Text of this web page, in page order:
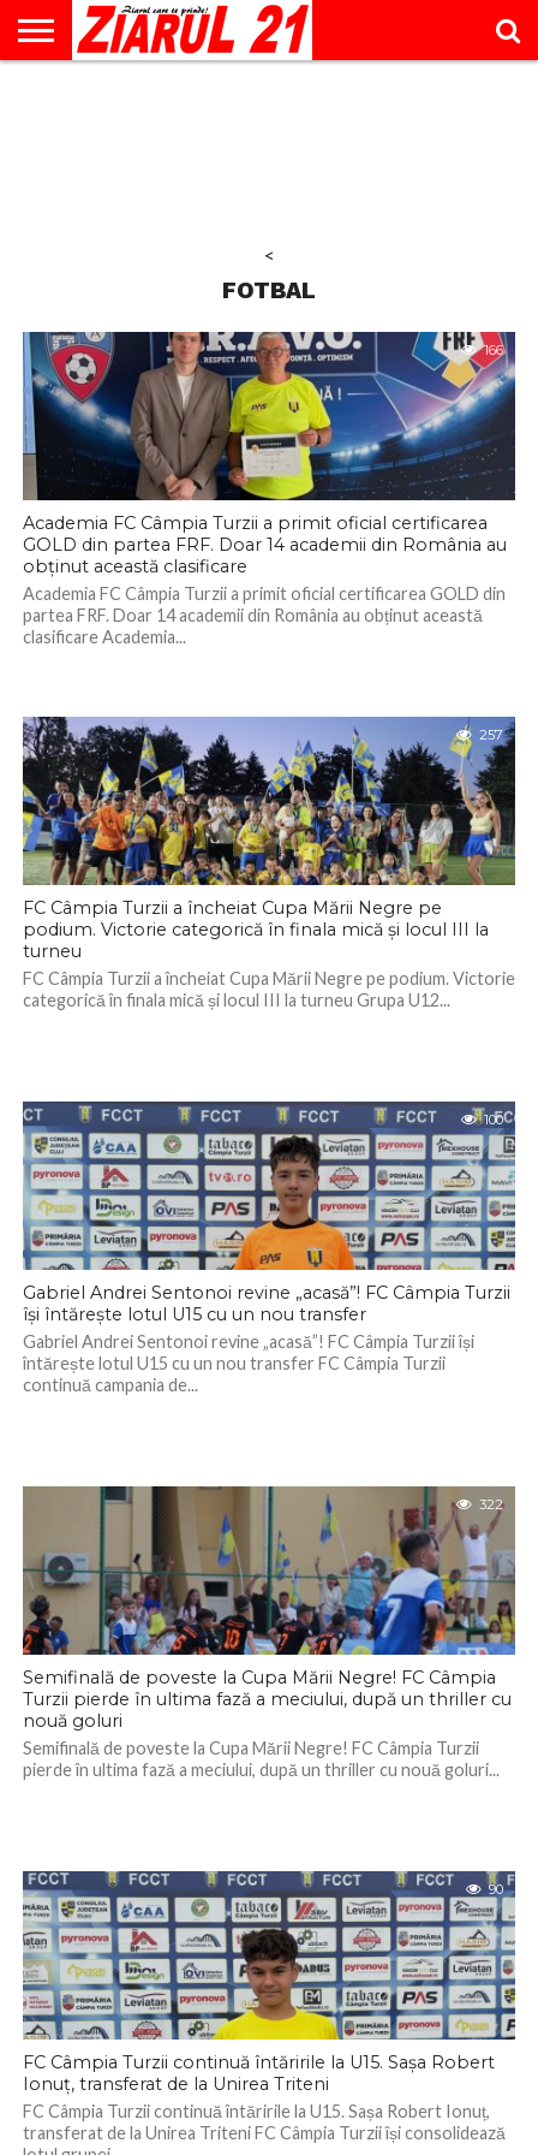
<
FOTBAL
166
Academia FC Câmpia Turzii a primit oficial certificarea
GOLD din partea FRF. Doar 14 academii din România au
obținut această clasificare
Academia FC Câmpia Turzii a primit oficial certificarea GOLD din
partea FRF. Doar 14 academii din România au obținut această
clasificare Academia...
257
FC Câmpia Turzii a încheiat Cupa Mării Negre pe
podium. Victorie categorică în finala mică și locul III la
turneu
FC Câmpia Turzii a încheiat Cupa Mării Negre pe podium. Victorie
categorică în finala mică și locul III la turneu Grupa U12...
100
Gabriel Andrei Sentonoi revine „acasă”! FC Câmpia Turzii
își întărește lotul U15 cu un nou transfer
Gabriel Andrei Sentonoi revine „acasă”! FC Câmpia Turzii își
întărește lotul U15 cu un nou transfer FC Câmpia Turzii
continuă campania de...
322
Semifinală de poveste la Cupa Mării Negre! FC Câmpia
Turzii pierde în ultima fază a meciului, după un thriller cu
nouă goluri
Semifinală de poveste la Cupa Mării Negre! FC Câmpia Turzii
pierde în ultima fază a meciului, după un thriller cu nouă goluri...
90
FC Câmpia Turzii continuă întăririle la U15. Sașa Robert
Ionuț, transferat de la Unirea Triteni
FC Câmpia Turzii continuă întăririle la U15. Sașa Robert Ionuț,
transferat de la Unirea Triteni FC Câmpia Turzii își consolidează